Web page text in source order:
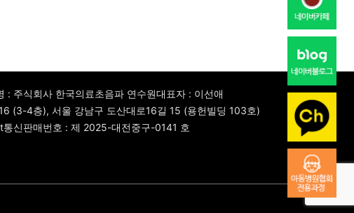
: 주식회사 한국의료초음파 연수원대표자 : 이선애
(3-4층), 서울 강남구 도산대로16길 15 (용헌빌딩 103호)
통신판매번호 : 제 2025-대전중구-0141 호